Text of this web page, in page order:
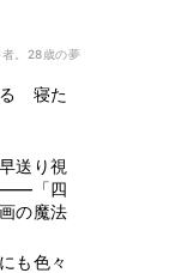
。28歳の夢
る 寝た
送り視
――「四
の魔法
も色々